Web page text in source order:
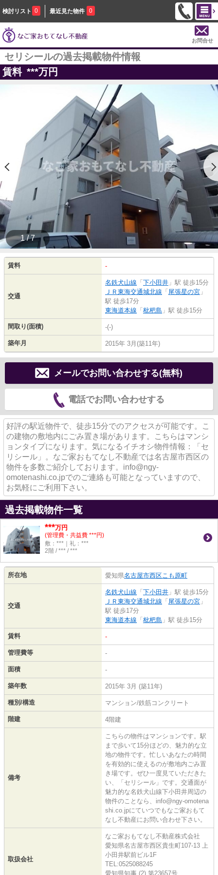
検討リスト 0 最近見た物件 0
お問合せ
セリシールの過去掲載物件情報
賃料 ***万円
1 / 7
賃料 -
交通
名鉄犬山線 「 下小田井 」駅 徒歩15分
ＪＲ東海交通城北線 「 尾張星の宮 」
駅 徒歩17分
東海道本線 「 枇杷島 」駅 徒歩15分
間取り(面積) -(-)
築年月 2015年 3月(築11年)
メールでお問い合わせする(無料)
電話でお問い合わせする
好評の駅近物件で、徒歩15分でのアクセスが可能です。こ
の建物の敷地内にごみ置き場があります。こちらはマンシ
ョンタイプになります。気になるイチオシ物件情報：「セ
リシール」。なご家おもてなし不動産では名古屋市西区の
物件を多数ご紹介しております。info@ngy-
omotenashi.co.jpでのご連絡も可能となっていますので、
お気軽にご利用下さい。
過去掲載物件一覧
***万円
(管理費・共益費 ***円)
敷：***｜礼：***
2階 / *** / ***
所在地 愛知県名古屋市西区こも原町
交通
名鉄犬山線 「 下小田井 」駅 徒歩15分
ＪＲ東海交通城北線 「 尾張星の宮 」
駅 徒歩17分
東海道本線 「 枇杷島 」駅 徒歩15分
賃料 -
管理費等 -
面積 -
築年数 2015年 3月 (築11年)
種別/構造 マンション/鉄筋コンクリート
階建 4階建
備考
こちらの物件はマンションです。駅
まで歩いて15分ほどの、魅力的な立
地の物件です。忙しいあなたの時間
を有効的に使えるのが敷地内ごみ置
き場です。ぜひ一度見ていただきた
い、「セリシール」です。交通面が
魅力的な名鉄犬山線下小田井周辺の
物件のことなら、info@ngy-omotena
shi.co.jpにていつでもなご家おもて
なし不動産にお問い合わせ下さい。
取扱会社
なご家おもてなし不動産株式会社
愛知県名古屋市西区貴生町107-13 上
小田井駅前ビル1F
TEL:0525088245
愛知県知事 (2) 第23657号